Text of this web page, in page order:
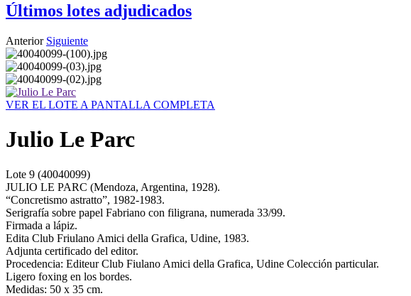
Últimos lotes adjudicados
Anterior Siguiente
VER EL LOTE A PANTALLA COMPLETA
Julio Le Parc
Lote 9 (40040099)
JULIO LE PARC (Mendoza, Argentina, 1928).
“Concretismo astratto”, 1982-1983.
Serigrafía sobre papel Fabriano con filigrana, numerada 33/99.
Firmada a lápiz.
Edita Club Friulano Amici della Grafica, Udine, 1983.
Adjunta certificado del editor.
Procedencia: Editeur Club Fiulano Amici della Grafica, Udine Colección particular.
Ligero foxing en los bordes.
Medidas: 50 x 35 cm.